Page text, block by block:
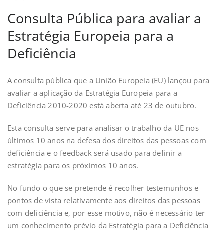
Consulta Pública para avaliar a
Estratégia Europeia para a
Deficiência
A consulta pública que a União Europeia (EU) lançou para
avaliar a aplicação da Estratégia Europeia para a
Deficiência 2010-2020 está aberta até 23 de outubro.
Esta consulta serve para analisar o trabalho da UE nos
últimos 10 anos na defesa dos direitos das pessoas com
deficiência e o feedback será usado para definir a
estratégia para os próximos 10 anos.
No fundo o que se pretende é recolher testemunhos e
pontos de vista relativamente aos direitos das pessoas
com deficiência e, por esse motivo, não é necessário ter
um conhecimento prévio da Estratégia para a Deficiência